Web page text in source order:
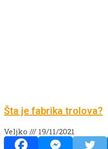
Šta je fabrika trolova?
Veljko 19/11/2021